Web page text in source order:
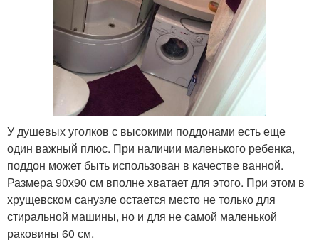
У душевых уголков с высокими поддонами есть еще
один важный плюс. При наличии маленького ребенка,
поддон может быть использован в качестве ванной.
Размера 90х90 см вполне хватает для этого. При этом в
хрущевском санузле остается место не только для
стиральной машины, но и для не самой маленькой
раковины 60 см.